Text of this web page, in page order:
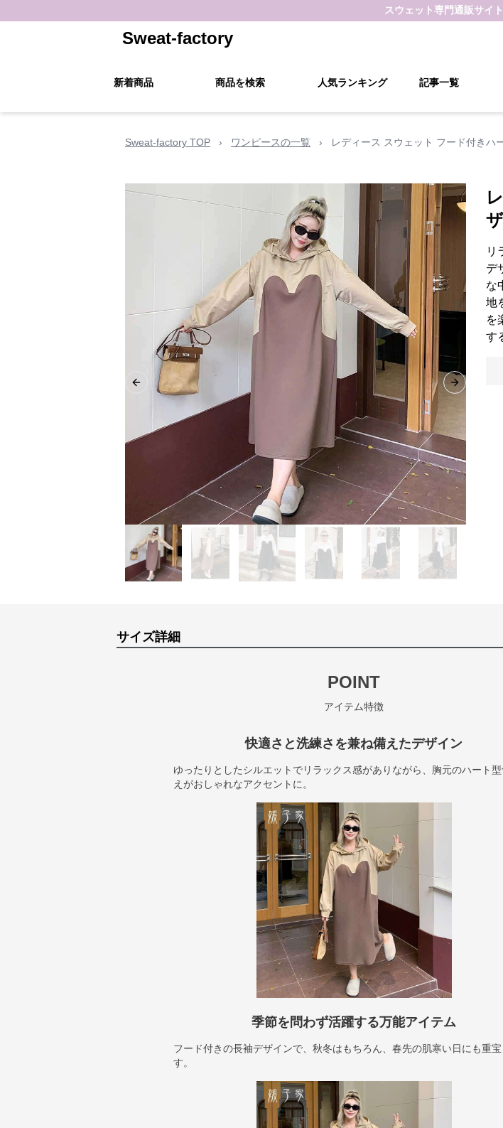
スウェット専門通販サイト
Sweat-factory
新着商品 商品を検索 人気ランキング 記事一覧
Sweat-factory TOP › ワンピースの一覧 › レディース スウェット フード付きハ
Previous slide Next slide
リ
デ
な
地
を
す
サイズ詳細
POINT
アイテム特徴
快適さと洗練さを兼ね備えたデザイン
ゆったりとしたシルエットでリラックス感がありながら、胸元のハート
えがおしゃれなアクセントに。
季節を問わず活躍する万能アイテム
フード付きの長袖デザインで、秋冬はもちろん、春先の肌寒い日にも重宝
す。